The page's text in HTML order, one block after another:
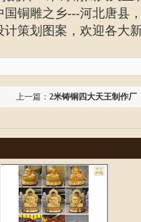
铜雕之乡---河北唐县
策划图案，欢迎各大
上一篇： 2米铸铜四大天王制作厂